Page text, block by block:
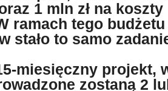
1 mln zł na
ramach tego
stało to samo
miesięczny projekt,
zostaną 2